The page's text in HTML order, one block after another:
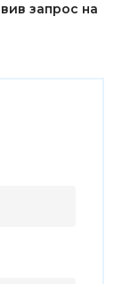
запрос на